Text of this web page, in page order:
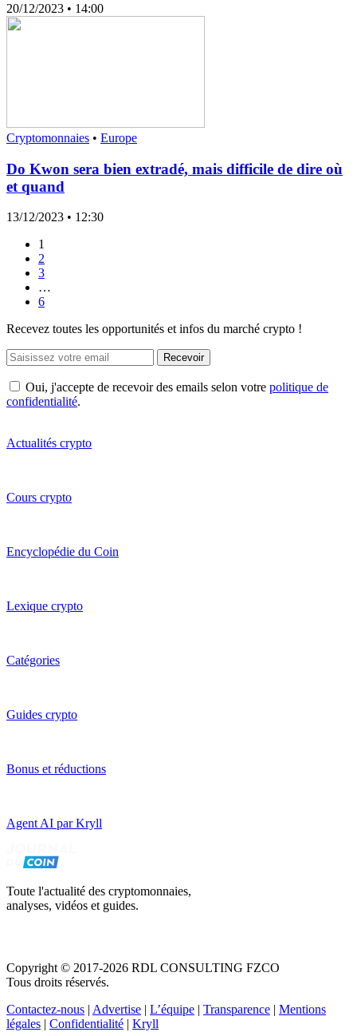
20/12/2023 • 14:00
Cryptomonnaies • Europe
Do Kwon sera bien extradé, mais difficile de dire où
et quand
13/12/2023 • 12:30
1
2
3
…
6
Recevez toutes les opportunités et infos du marché crypto !
Recevoir
Oui, j'accepte de recevoir des emails selon votre politique de
confidentialité.
Actualités crypto
Cours crypto
Encyclopédie du Coin
Lexique crypto
Catégories
Guides crypto
Bonus et réductions
Agent AI par Kryll
Toute l'actualité des cryptomonnaies,
analyses, vidéos et guides.
Copyright © 2017-2026 RDL CONSULTING FZCO
Tous droits réservés.
Contactez-nous | Advertise | L’équipe | Transparence | Mentions
légales | Confidentialité | Kryll